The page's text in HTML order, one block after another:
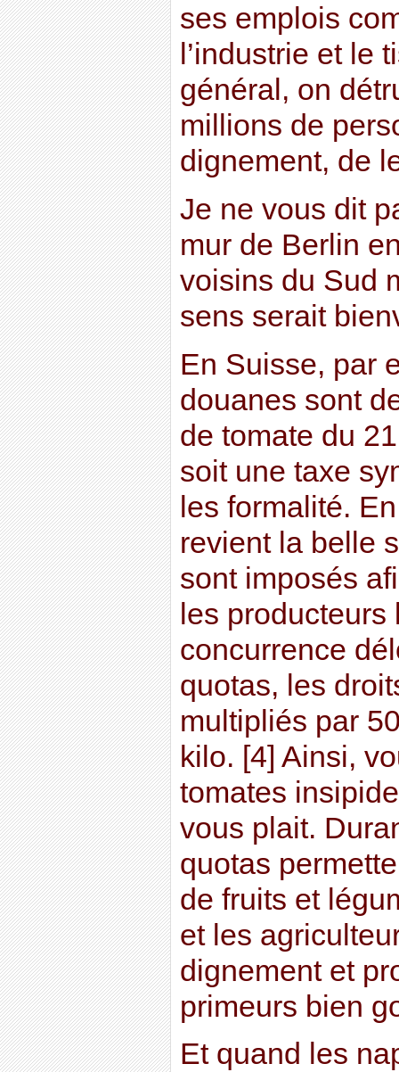
ses emplois
l’industrie et le
général, on
millions de
dignement, de
Je ne vous dit
mur de Berlin
voisins du Sud
sens serait
En Suisse, par
douanes sont
de tomate du
soit une taxe
les formalité.
revient la belle
sont imposés
les
concurrence
quotas, les
multipliés par
kilo. [4] Ainsi,
tomates
vous plait.
quotas
de fruits et
et les
dignement et
primeurs bien
Et quand les